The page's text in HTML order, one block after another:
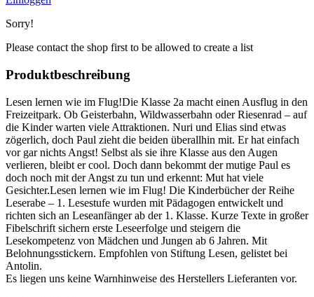
Sorry!
Please contact the shop first to be allowed to create a list
Produktbeschreibung
Lesen lernen wie im Flug!Die Klasse 2a macht einen Ausflug in den
Freizeitpark. Ob Geisterbahn, Wildwasserbahn oder Riesenrad – auf
die Kinder warten viele Attraktionen. Nuri und Elias sind etwas
zögerlich, doch Paul zieht die beiden überallhin mit. Er hat einfach
vor gar nichts Angst! Selbst als sie ihre Klasse aus den Augen
verlieren, bleibt er cool. Doch dann bekommt der mutige Paul es
doch noch mit der Angst zu tun und erkennt: Mut hat viele
Gesichter.Lesen lernen wie im Flug! Die Kinderbücher der Reihe
Leserabe – 1. Lesestufe wurden mit Pädagogen entwickelt und
richten sich an Leseanfänger ab der 1. Klasse. Kurze Texte in großer
Fibelschrift sichern erste Leseerfolge und steigern die
Lesekompetenz von Mädchen und Jungen ab 6 Jahren. Mit
Belohnungsstickern. Empfohlen von Stiftung Lesen, gelistet bei
Antolin.
Es liegen uns keine Warnhinweise des Herstellers Lieferanten vor.